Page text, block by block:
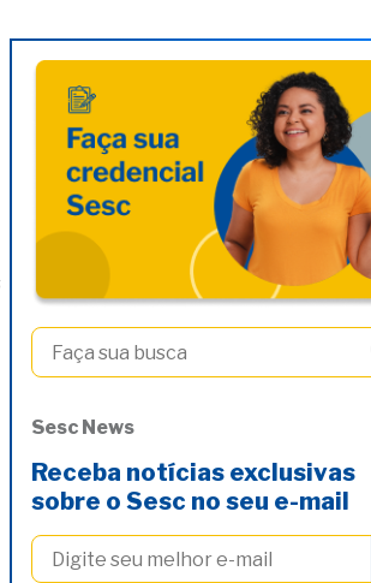
Sesc News
Receba notícias exclusivas
sobre o Sesc no seu e-mail